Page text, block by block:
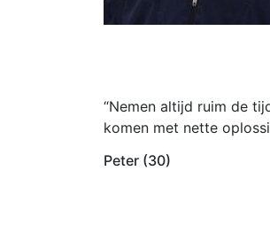
“Nemen altijd ruim de
komen met nette
Peter (30)